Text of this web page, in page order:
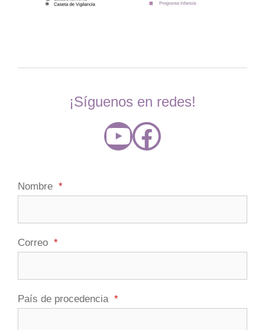
¡Síguenos en redes!
YouTube
Facebook
Nombre *
Correo *
País de procedencia *